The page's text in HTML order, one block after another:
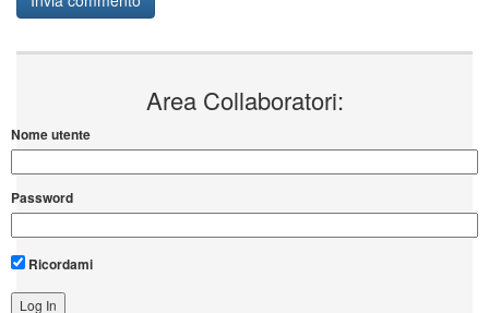
Area Collaboratori:
Nome utente
Password
Ricordami